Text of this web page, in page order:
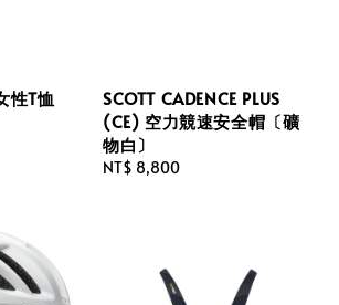
性T恤
SCOTT CADENCE PLUS
(CE) 空力競速安全帽〔礦
物白〕
Regular
NT$ 8,800